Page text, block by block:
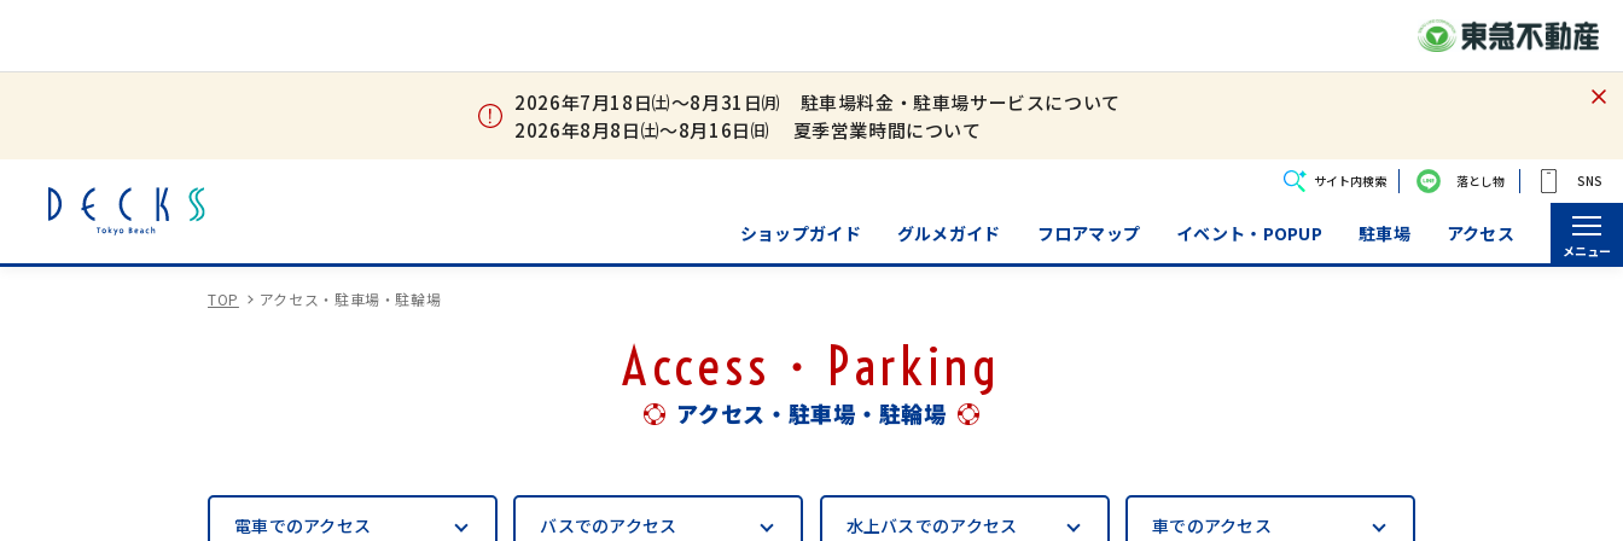
2026年7月18日㈯～8月31日㈪ 駐車場料金・駐車場サービスについて
2026年8月8日㈯～8月16日㈰ 夏季営業時間について
サイト内検索
ショップガイド グルメガイド フロアマップ イベント・POPUP 駐車場 アクセス
落とし物 SNS
メニュー
TOP アクセス・駐車場・駐輪場
Access・Parking
アクセス・駐車場・駐輪場
電車でのアクセス バスでのアクセス 水上バスでのアクセス 車でのアクセス